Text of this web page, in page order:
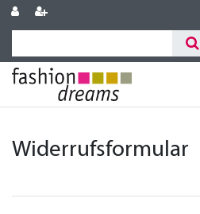
Widerrufs­formular